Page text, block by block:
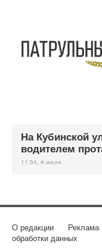
На Кубинской
водителем
11:54, 4 июля
О редакции Реклама
обработки данных